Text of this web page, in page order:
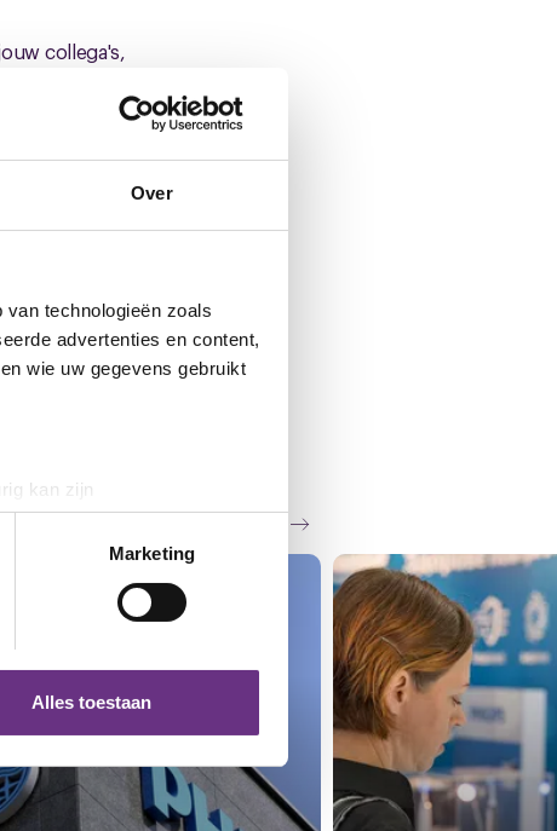
Over
technologieën zoals
advertenties en content,
wie uw gegevens gebruikt
kan zijn
detailgedeeltein. U kunt uw
partners voor social
informatie die u aan ze heeft
te klikken op het ronde
Marketing
Alles toestaan
collega's,
lid worden via
Zie al het nieuws